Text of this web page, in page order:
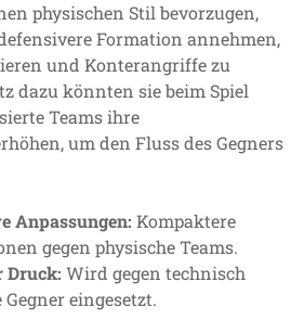
physischen Stil bevorzugen,
Formation annehmen,
und Konterangriffe zu
dazu könnten sie beim Spiel
Teams ihre
um den Fluss des Gegners
Anpassungen: Kompaktere
gegen physische Teams.
Druck: Wird gegen technisch
eingesetzt.